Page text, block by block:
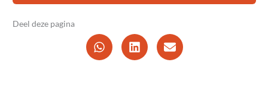
Deel deze pagina